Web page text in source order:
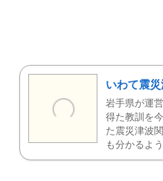
いわて震
岩手県が運
得た教訓を
た震災津波
も分かるよ